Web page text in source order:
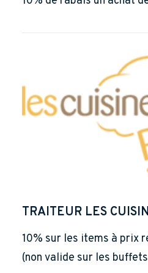
TRAITEUR LES
10% sur les items à prix
(non valide sur les